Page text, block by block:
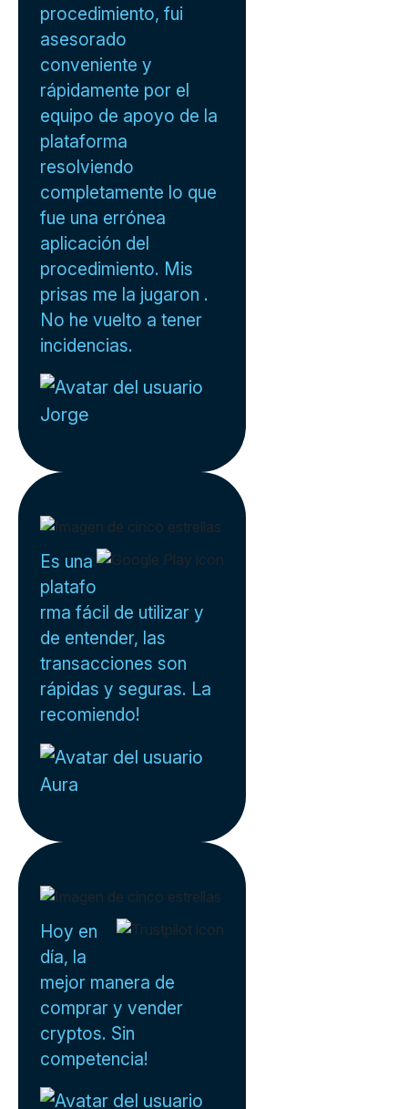
procedimiento, fui
asesorado
conveniente y
rápidamente por el
equipo de apoyo de la
plataforma
resolviendo
completamente lo que
fue una errónea
aplicación del
procedimiento. Mis
prisas me la jugaron .
No he vuelto a tener
incidencias.
Jorge
Es una
platafo
rma fácil de utilizar y
de entender, las
transacciones son
rápidas y seguras. La
recomiendo!
Aura
Hoy en
día, la
mejor manera de
comprar y vender
cryptos. Sin
competencia!